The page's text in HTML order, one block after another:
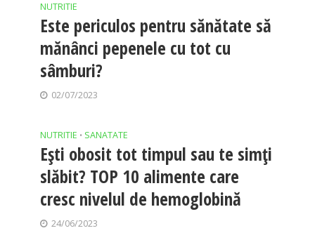
NUTRITIE
Este periculos pentru sănătate să
mănânci pepenele cu tot cu
sâmburi?
02/07/2023
NUTRITIE • SANATATE
Eşti obosit tot timpul sau te simţi
slăbit? TOP 10 alimente care
cresc nivelul de hemoglobină
24/06/2023